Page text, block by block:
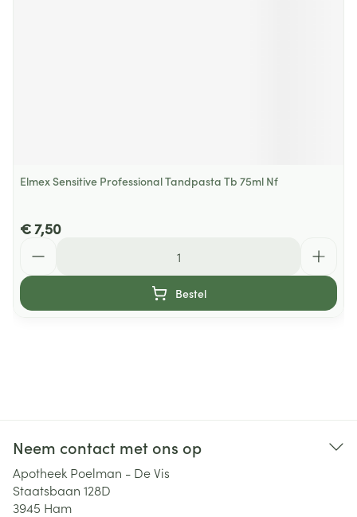
Elmex Sensitive Professional Tandpasta Tb 75ml Nf
€ 7,50
Bestel
Neem contact met ons op
Apotheek Poelman - De Vis
Staatsbaan 128D
3945 Ham